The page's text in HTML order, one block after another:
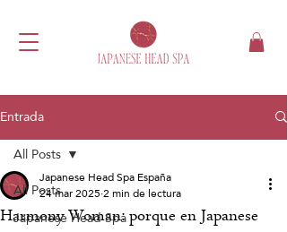
Entrada
All Posts
Japanese Head Spa
All Posts
Harmony Woman: porque en Japanese
Japanese Head Spa España
24 mar 20252 min de lectura